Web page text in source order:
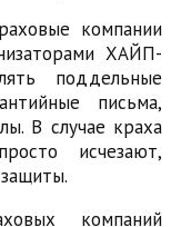
компании
ХАЙП-
поддельные
письма,
В случае краха
исчезают,
компаний